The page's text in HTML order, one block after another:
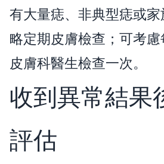
有大量痣、非典型痣或
略定期皮膚檢查；可考
皮膚科醫生檢查一次。
收到異常結果
評估